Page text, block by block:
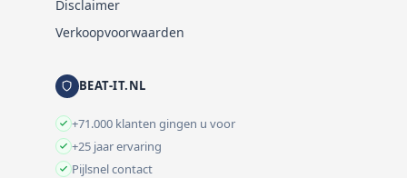
Disclaimer
Verkoopvoorwaarden
BEAT-IT.NL
+71.000 klanten gingen u voor
+25 jaar ervaring
Pijlsnel contact